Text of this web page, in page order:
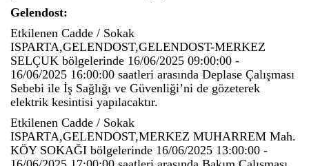
Gelendost:
Etkilenen Cadde / Sokak
ISPARTA,GELENDOST,GELENDOST-MERKEZ
SELÇUK bölgelerinde 16/06/2025 09:00:00 -
16/06/2025 16:00:00 saatleri arasında Deplase Çalışması
Sebebi ile İş Sağlığı ve Güvenliği’ni de gözeterek
elektrik kesintisi yapılacaktır.
Etkilenen Cadde / Sokak
ISPARTA,GELENDOST,MERKEZ MUHARREM Mah.
KÖY SOKAĞI bölgelerinde 16/06/2025 13:00:00 -